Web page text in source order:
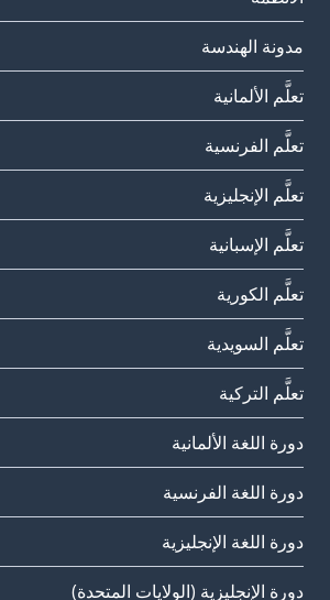
مدونة الهندسة
تعلَّم الألمانية
تعلَّم الفرنسية
تعلَّم الإنجليزية
تعلَّم الإسبانية
تعلَّم الكورية
تعلَّم السويدية
تعلَّم التركية
دورة اللغة الألمانية
دورة اللغة الفرنسية
دورة اللغة الإنجليزية
دورة الإنجليزية (الولايات المتحدة)